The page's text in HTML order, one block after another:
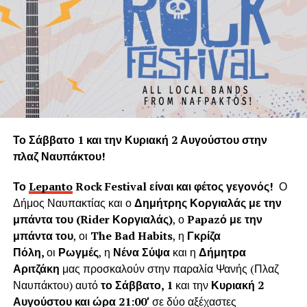
πολιτισμό. Παρόλα αυτά το φυσικό περιβάλλον της
Ναυπάκτου καταστρέφεται με την αλόγιστη κοπή δεκάδων
υγιών δένδρων τη στιγμή που ακόμα και ένα θεωρείται
πολύτιμο και είναι αναντικατάστατη μονάδα του φυσικού
πνεύμονα της Γης.
Η «Εφορεία Αρχαιοτήτων Αιτωλοακαρνανίας και
κόπηκαν δημιουργούσαν προβλήματα στο τείχος του
ενετικού κάστρου. Όμως τα δέντρα του κάστρου
προέρχονται από τις δεντροφυτεύσεις που έγιναν
νομίμως από το 1914 έως το 1939 (έγκριση από το
Υπουργείο Εσωτερικών και κατόπιν από το Υπουργείο
Γεωργίας υπό την γραμματεία του Ιωάννη Μπρικόλα) και
βρίσκονται σε απόσταση ασφαλείας από τα τείχη.
Συνεπώς πολλά από τα δέντρα έχουν ηλικία άνω των 100
ετών χωρίς να έχει αναφερθεί κάποιο πρόβλημα στη
Το Σάββατο 1 και την Κυριακή 2 Αυγούστου στην
πλαζ Ναυπάκτου!
ΤοLepantoRockFestivalείναι και φέτος γεγονός! Ο
Δήμος Ναυπακτίας και οΔημήτρης Κοργιαλάς με την
μπάντα του (RiderΚοργιαλάς), οPapazό με την
μπάντα του, οι The Bad Habits, η Γκρίζα
Πόλη,οι Ρωγμές, η Νένα Σύψακαι η Δήμητρα
Αριτζάκη μας προσκαλούν στην παραλία Ψανής (Πλαζ
Ναυπάκτου) αυτότο Σάββατο, 1 και τηνΚυριακή 2
Αυγούστου και ώρα 21:00′σε δύο αξέχαστες